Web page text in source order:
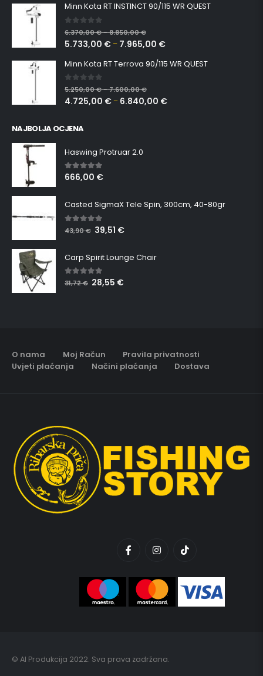
Minn Kota RT INSTINCT 90/115 WR QUEST
0 out of 5
6.370,00€–8.850,00€
5.733,00 € – 7.965,00 €
Minn Kota RT Terrova 90/115 WR QUEST
0 out of 5
5.250,00€–7.600,00€
4.725,00 € – 6.840,00 €
NAJBOLJA OCJENA
Haswing Protruar 2.0
5.00 out of 5
666,00 €
Casted SigmaX Tele Spin, 300cm, 40-80gr
5.00 out of 5
43,90€ 39,51 €
Carp Spirit Lounge Chair
5.00 out of 5
31,72€ 28,55 €
O nama Moj Račun
Pravila privatnosti
Uvjeti plaćanja
Načini plaćanja Dostava
© AI Produkcija 2022. Sva prava zadržana.